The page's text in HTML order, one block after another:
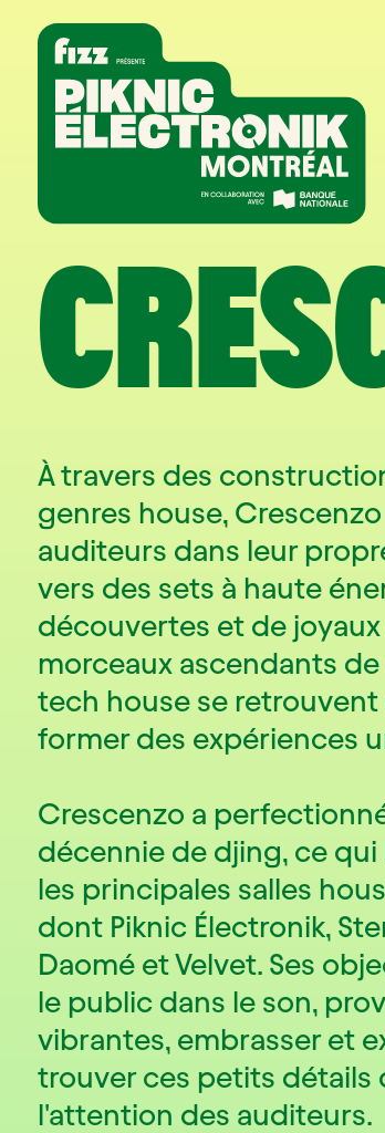
Accueil
À travers des
genres house,
auditeurs dans leur
vers des sets à haute
découvertes et de
morceaux ascendants
tech house se
former des expériences
Crescenzo a
décennie de djing, ce qui
les principales salles
dont Piknic Électronik,
Daomé et Velvet. Ses
le public dans le son,
vibrantes, embrasser et
trouver ces petits détails
l'attention des auditeurs.